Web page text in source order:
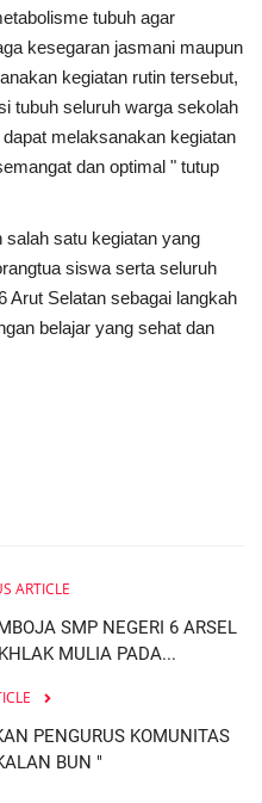
tubuh agar
kesegaran jasmani maupun
kegiatan rutin tersebut,
tubuh seluruh warga sekolah
melaksanakan kegiatan
dan optimal " tutup
satu kegiatan yang
siswa serta seluruh
Arut Selatan sebagai langkah
belajar yang sehat dan
ARTICLE
SMP NEGERI 6 ARSEL
MULIA PADA...
PENGURUS KOMUNITAS
BUN "